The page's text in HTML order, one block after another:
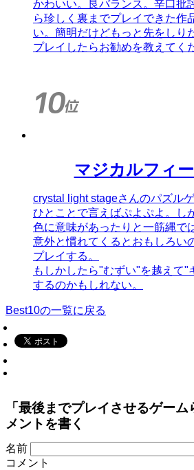
かわいい。良バランス。辛口批
ら珍しく裏までプレイできた作
い。簡明だけどもっと先をしり
プレイしたらお勧めを教えてく
マジカルフィ
crystal light stageさんのパズル
ひとことで言えばぷよぷよ。し
色に意味があったりと一筋縄で
意外と慣れてくるとおもしろい
プレイする。
もしかしたら"むずい"を越えて"
するのかもしれない。
Best10の一覧に戻る
「最後までプレイさせるゲー
メントを書く
名前
コメント